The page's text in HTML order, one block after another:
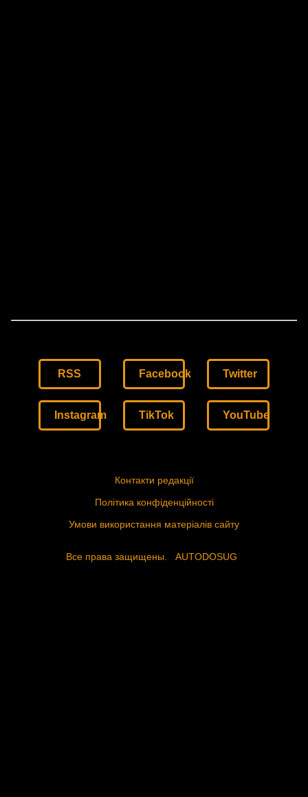
RSS Facebook Twitter
Instagram TikTok YouTube
Контакти редакції
Політика конфіденційності
Умови використання матеріалів сайту
Все права защищены. AUTODOSUG